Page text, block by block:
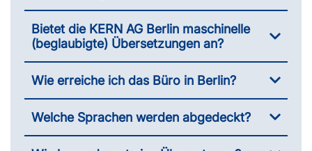
Bietet die KERN AG Berlin maschinelle
(beglaubigte) Übersetzungen an?
Wie erreiche ich das Büro in Berlin?
Welche Sprachen werden abgedeckt?